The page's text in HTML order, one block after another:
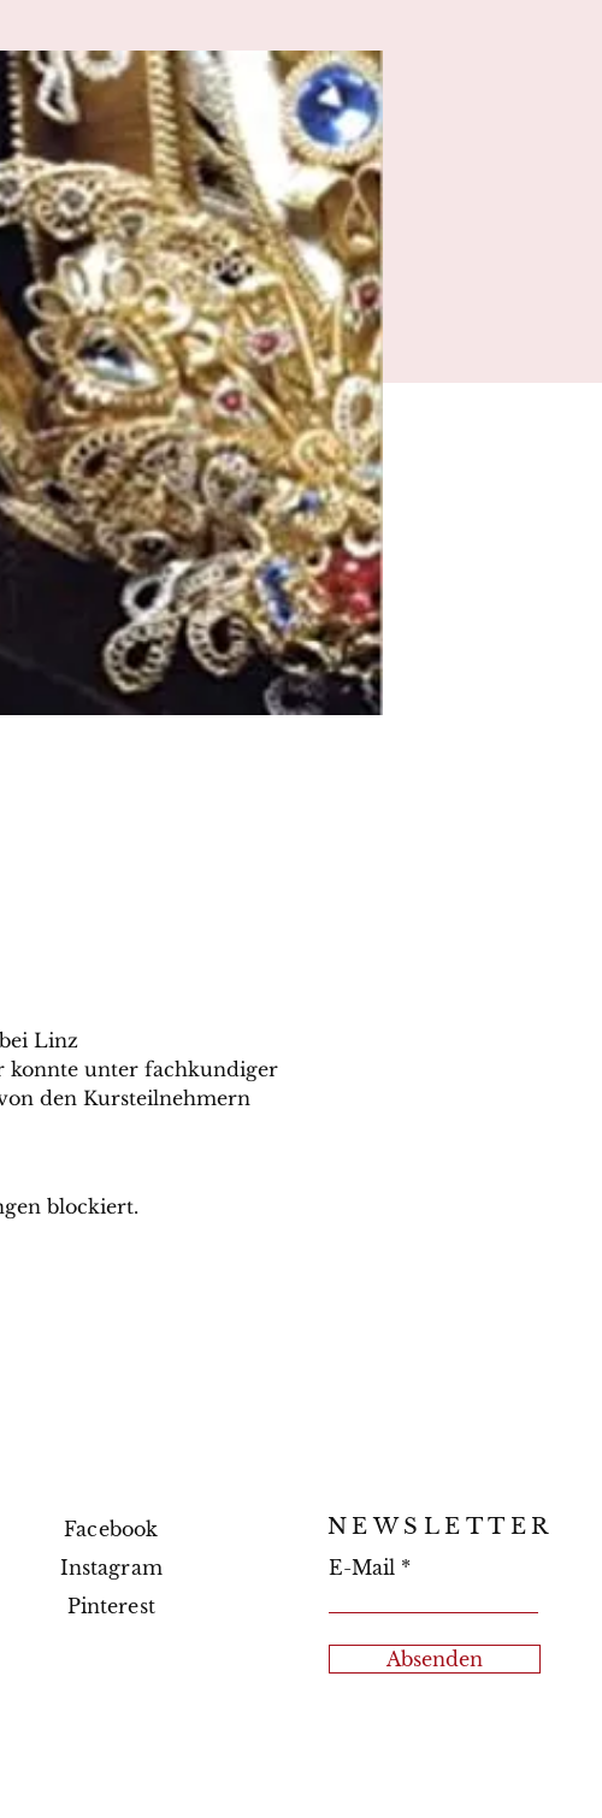
Linz
konnte unter fachkundiger
den Kursteilnehmern
blockiert.
Facebook
Instagram
Pinterest
NEWSLETTER
E-Mail
Absenden